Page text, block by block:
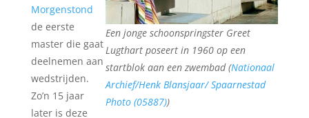
Een jonge schoonspringster Greet
Lugthart poseert in 1960 op een
startblok aan een zwembad (Nationaal
Archief/Henk Blansjaar/ Spaarnestad
Photo (05887))
Morgenstond
de eerste
master die gaat
deelnemen aan
wedstrijden.
Zo’n 15 jaar
later is deze